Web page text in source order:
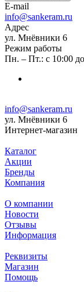
E-mail
info@sankeram.ru
Адрес
ул. Мнёвники 6
Режим работы
Пн. – Пт.: с 10:00
info@sankeram.ru
ул. Мнёвники 6
Интернет-магазин
Каталог
Акции
Бренды
Компания
О компании
Новости
Отзывы
Информация
Реквизиты
Магазин
Помощь